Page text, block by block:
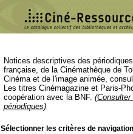
Notices descriptives des
française, de la Cinémathèque de
Cinéma et de l'image animée,
Les titres Cinémagazine et Paris-
coopération avec la BNF.
périodiques)
Sélectionner les critères de